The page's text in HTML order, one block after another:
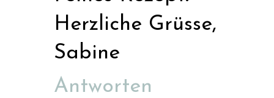
Herzliche Grüsse,
Sabine
Antworten